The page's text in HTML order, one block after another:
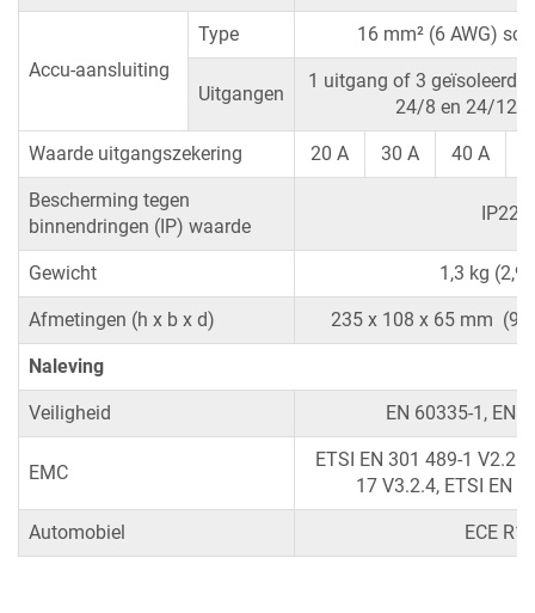
Accu-aansluiting
Type 16 mm² (6 AWG)
Uitgangen
1 uitgang of 3 geïsoleerde
24/8 en 24/12
Waarde uitgangszekering 20 A 30 A 40 A
Bescherming tegen
binnendringen (IP) waarde
IP22
Gewicht 1,3 kg (2,9
Afmetingen (h x b x d) 235 x 108 x 65 mm
Naleving
Veiligheid EN 60335-1, EN
EMC
ETSI EN 301 489-1
17 V3.2.4, ETSI EN
Automobiel ECE R10